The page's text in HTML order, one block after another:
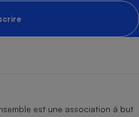
est une association à but